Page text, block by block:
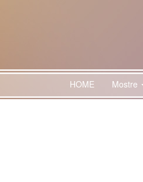
HOME Mostre